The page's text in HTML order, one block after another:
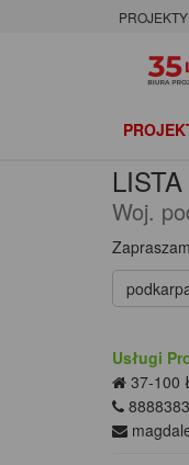
Woj.
Usługi
37-100